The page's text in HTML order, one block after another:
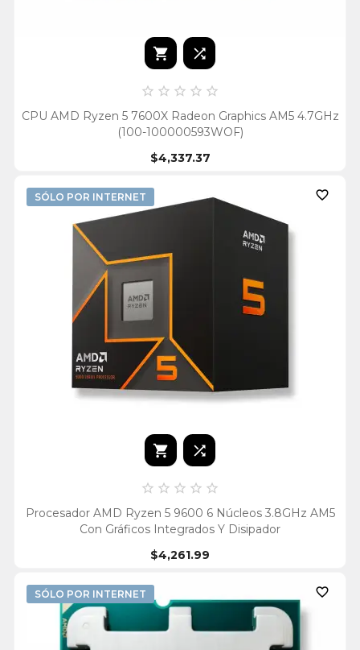
 
    
CPU AMD Ryzen 5 7600X Radeon Graphics AM5 4.7GHz
(100-100000593WOF)
$4,337.37
SÓLO POR INTERNET 
 
    
Procesador AMD Ryzen 5 9600 6 Núcleos 3.8GHz AM5
Con Gráficos Integrados Y Disipador
$4,261.99
SÓLO POR INTERNET 